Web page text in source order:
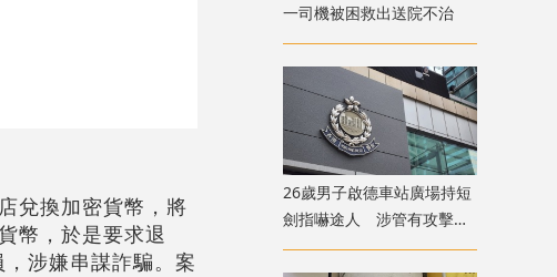
兌換加密貨幣，將
幣，於是要求退
涉嫌串謀詐騙。案
一司機被困救出送院不治
26歲男子啟德車站廣場持短
劍指嚇途人 涉管有攻擊性
武器被捕